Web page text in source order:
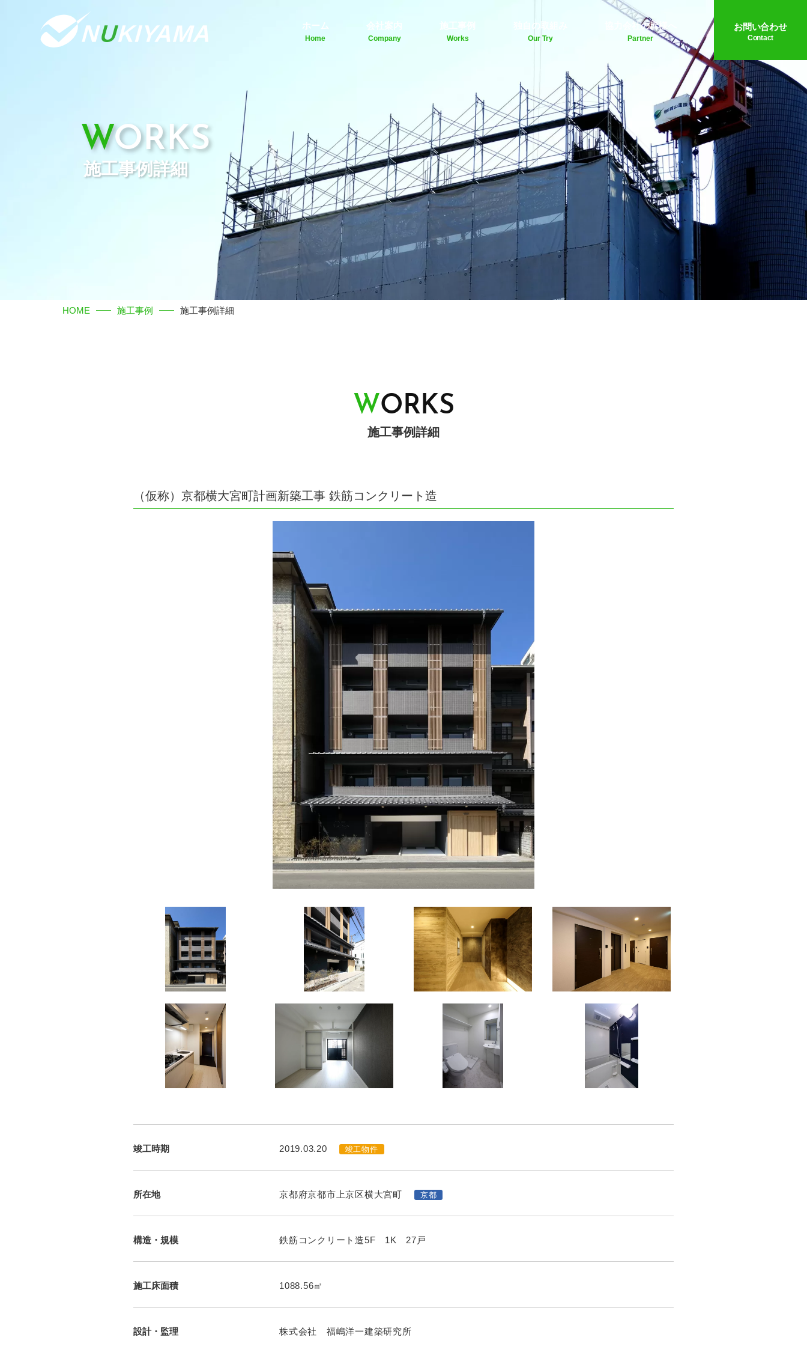
ホーム
Home
会社案内
Company
施工事例
Works
独自の取組み
Our Try
協力会社の皆様へ
Partner
お問い合わせ
Contact
WORKS
施工事例詳細
HOME 施工事例 施工事例詳細
WORKS
施工事例詳細
（仮称）京都横大宮町計画新築工事 鉄筋コンクリート造
竣工時期 2019.03.20 竣工物件
所在地 京都府京都市上京区横大宮町 京都
構造・規模 鉄筋コンクリート造5F 1K 27戸
施工床面積 1088.56㎡
設計・監理 株式会社 福嶋洋一建築研究所